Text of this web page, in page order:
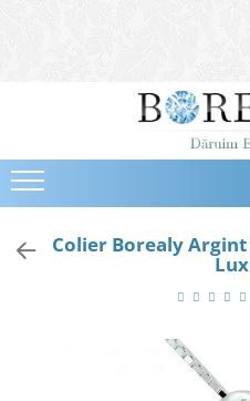
Bijuterii
Cercei
Bratari
ColiereColier Borealy